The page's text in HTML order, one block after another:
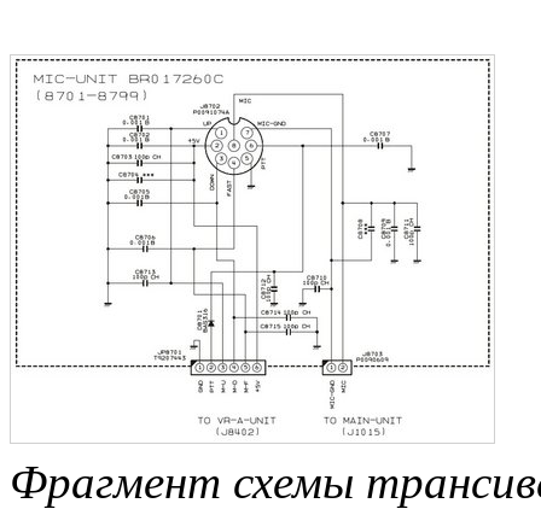
Фрагмент схемы